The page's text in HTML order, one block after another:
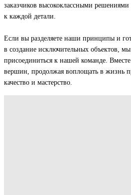
заказчиков высококлассными
к каждой детали.
Если вы разделяете наши принципы и
в создание исключительных объектов,
присоединиться к нашей команде.
вершин, продолжая воплощать в жизнь
качество и мастерство.